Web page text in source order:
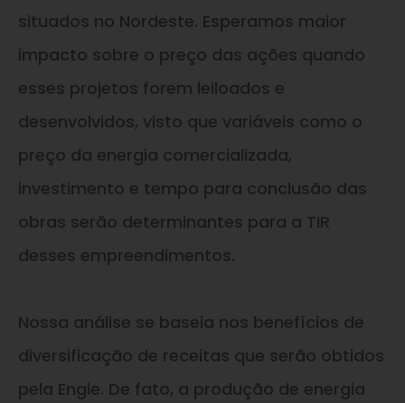
situados no Nordeste. Esperamos maior
impacto sobre o preço das ações quando
esses projetos forem leiloados e
desenvolvidos, visto que variáveis como o
preço da energia comercializada,
investimento e tempo para conclusão das
obras serão determinantes para a TIR
desses empreendimentos.
Nossa análise se baseia nos benefícios de
diversificação de receitas que serão obtidos
pela Engie. De fato, a produção de energia